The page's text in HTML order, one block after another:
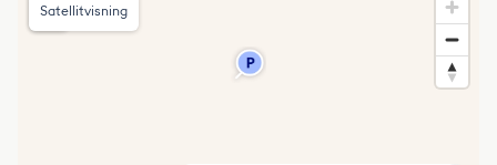
Satellitvisning